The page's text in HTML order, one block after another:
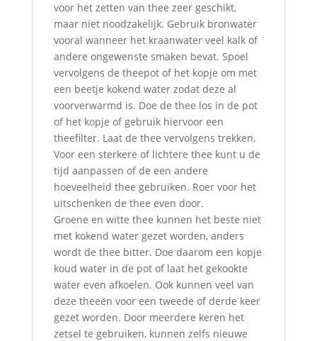
voor het zetten van thee zeer geschikt,
maar niet noodzakelijk. Gebruik bronwater
vooral wanneer het kraanwater veel kalk of
andere ongewenste smaken bevat. Spoel
vervolgens de theepot of het kopje om met
een beetje kokend water zodat deze al
voorverwarmd is. Doe de thee los in de pot
of het kopje of gebruik hiervoor een
theefilter. Laat de thee vervolgens trekken.
Voor een sterkere of lichtere thee kunt u de
tijd aanpassen of de een andere
hoeveelheid thee gebruiken. Roer voor het
uitschenken de thee even door.
Groene en witte thee kunnen het beste niet
met kokend water gezet worden, anders
wordt de thee bitter. Doe daarom een kopje
koud water in de pot of laat het gekookte
water even afkoelen. Ook kunnen veel van
deze theeën voor een tweede of derde keer
gezet worden. Door meerdere keren het
zetsel te gebruiken, kunnen zelfs nieuwe